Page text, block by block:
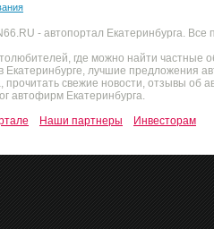
- автопортал Екатеринбурга. Все
где можно найти частные
Екатеринбурге, лучшие предложения
прочитать свежие новости, отзывы об
автофирм Екатеринбурга.
Наши партнеры Инвесторам